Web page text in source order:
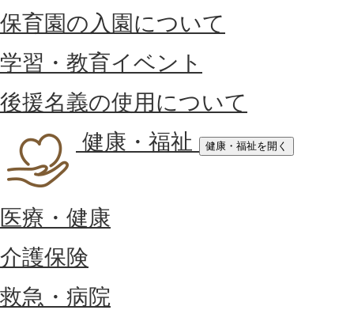
保育園の入園について
学習・教育イベント
後援名義の使用について
健康・福祉
健康・福祉を開く
医療・健康
介護保険
救急・病院